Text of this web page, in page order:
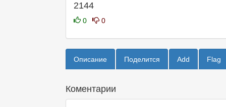
2144
0 0
Описание Поделится Add Flag
Коментарии